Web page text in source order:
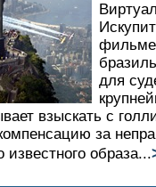
для
взыскать с
за
известного образа...